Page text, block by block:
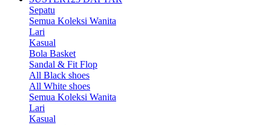
Sepatu
Semua Koleksi Wanita
Lari
Kasual
Bola Basket
Sandal & Fit Flop
All Black shoes
All White shoes
Semua Koleksi Wanita
Lari
Kasual